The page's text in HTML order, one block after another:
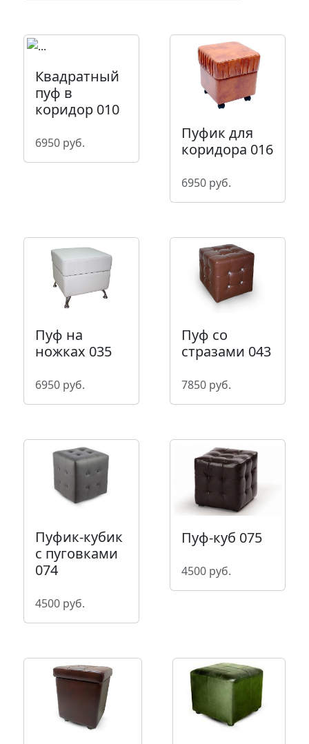
Квадратный
пуф в
коридор 010
6950 руб.
Пуфик для
коридора 016
6950 руб.
Пуф на
ножках 035
6950 руб.
Пуф со
стразами 043
7850 руб.
Пуфик-кубик
с пуговками
074
4500 руб.
Пуф-куб 075
4500 руб.